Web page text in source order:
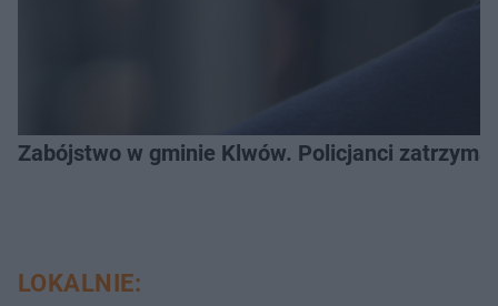
Zabójstwo w gminie Klwów. Policjanci
LOKALNIE: